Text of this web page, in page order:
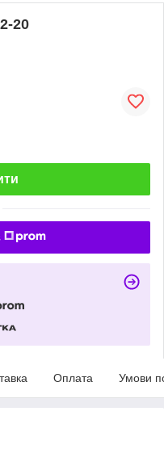
20
Оплата Умови